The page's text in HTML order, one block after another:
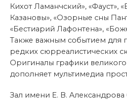
Кихот Ламанчский», «Фауст»,
Казановы», «Озорные сны
«Бестиарий Лафонтена»,
Также важным событием для
редких сюрреалистических
Оригиналы графики
дополняет мультимедиа
Зал имени Е. В. Александрова